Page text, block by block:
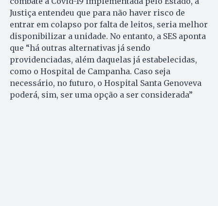
Justiça entendeu que para não haver risco de
entrar em colapso por falta de leitos, seria melhor
disponibilizar a unidade. No entanto, a SES aponta
que “há outras alternativas já sendo
providenciadas, além daquelas já estabelecidas,
como o Hospital de Campanha. Caso seja
necessário, no futuro, o Hospital Santa Genoveva
poderá, sim, ser uma opção a ser considerada”